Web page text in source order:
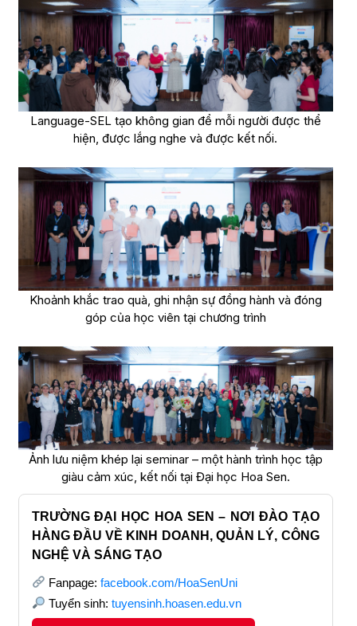
Language-SEL tạo không gian để mỗi người được thể
hiện, được lắng nghe và được kết nối.
Khoảnh khắc trao quà, ghi nhận sự đồng hành và đóng
góp của học viên tại chương trình
Ảnh lưu niệm khép lại seminar – một hành trình học tập
giàu cảm xúc, kết nối tại Đại học Hoa Sen.
TRƯỜNG ĐẠI HỌC HOA SEN – NƠI ĐÀO TẠO
HÀNG ĐẦU VỀ KINH DOANH, QUẢN LÝ, CÔNG
NGHỆ VÀ SÁNG TẠO
Fanpage: facebook.com/HoaSenUni
Tuyển sinh: tuyensinh.hoasen.edu.vn